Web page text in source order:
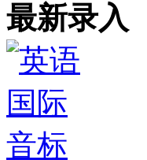
最新录入